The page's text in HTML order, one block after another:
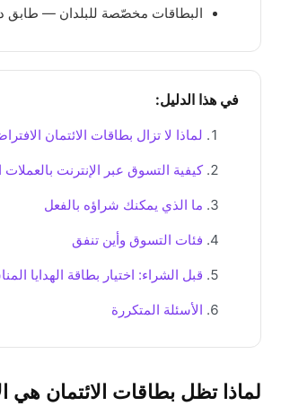
البطاقات مخصّصة للبلدان — طابق
في هذا الدليل:
لماذا لا تزال بطاقات الائتمان
كيفية التسوق عبر الإنترنت
ما الذي يمكنك شراؤه بالفعل
فئات التسوق وأين تنفق
قبل الشراء: اختيار بطاقة الهدايا
الأسئلة المتكررة
لماذا تظل بطاقات الائتمان هي